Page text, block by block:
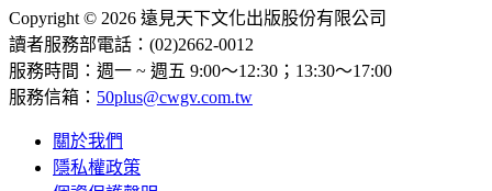
Copyright © 2026 遠見天下文化出版股份有限公司
讀者服務部電話：(02)2662-0012
服務時間：週一 ~ 週五 9:00～12:30；13:30～17:00
服務信箱： 50plus@cwgv.com.tw
關於我們
隱私權政策